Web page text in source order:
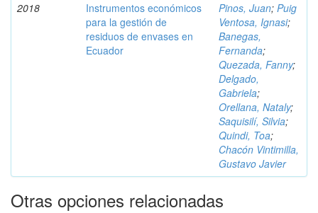
2018
Instrumentos económicos
para la gestión de
residuos de envases en
Ecuador
Pinos, Juan; Puig
Ventosa, Ignasi;
Banegas,
Fernanda;
Quezada, Fanny;
Delgado,
Gabriela;
Orellana, Nataly;
Saquisilí, Silvia;
Quindi, Toa;
Chacón Vintimilla,
Gustavo Javier
Otras opciones relacionadas